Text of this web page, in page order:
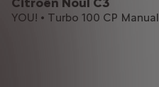
YOU! • Turbo 100 CP Manual